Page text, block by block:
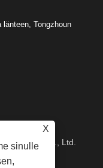
Tongzhoun
Coating Co., Ltd.
X
sinulle